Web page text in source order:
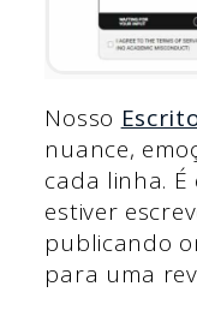
Nosso
nuance,
cada linha.
estiver
publicando
para uma